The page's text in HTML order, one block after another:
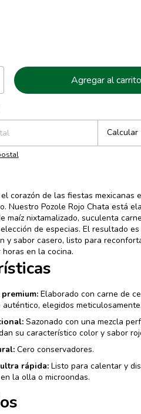
Calcular
corazón de las fiestas mexicanas
Nuestro Pozole Rojo Chata está
maíz nixtamalizado, suculenta
de especias. El resultado
y sabor casero, listo para
en la cocina.
Elaborado con carne de
elegidos meticulosamente.
Sazonado con una mezcla
su característico color y sabor
Cero conservadores.
rápida:Listo para calentar y
la olla o microondas.